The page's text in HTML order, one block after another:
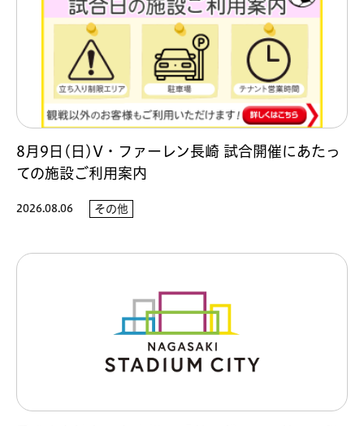
8月9日(日)V・ファーレン長崎 試合開催にあたっ
ての施設ご利用案内
2026.08.06 その他